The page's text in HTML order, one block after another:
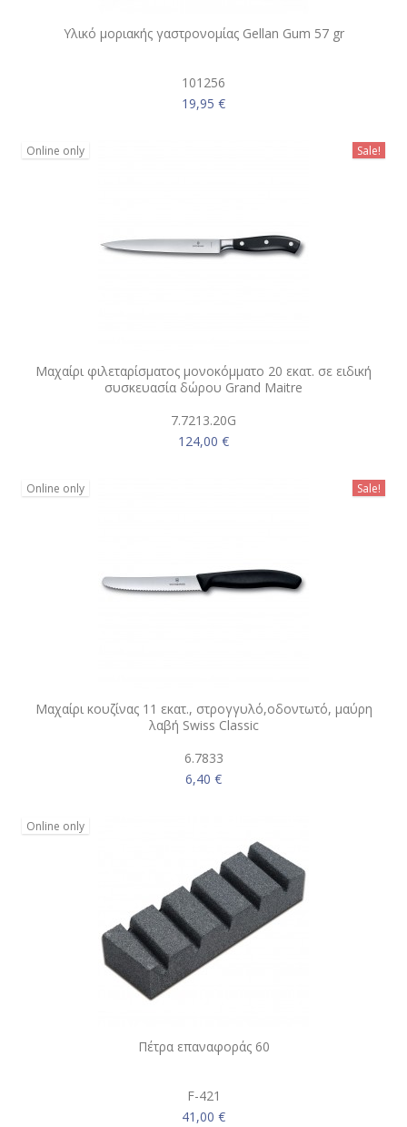
Υλικό μοριακής γαστρονομίας Gellan Gum 57 gr
101256
19,95 €
Online only Sale!
Μαχαίρι φιλεταρίσματος μονοκόμματο 20 εκατ. σε ειδική
συσκευασία δώρου Grand Maitre
7.7213.20G
124,00 €
Online only Sale!
Μαχαίρι κουζίνας 11 εκατ., στρογγυλό,οδοντωτό, μαύρη
λαβή Swiss Classic
6.7833
6,40 €
Online only
Πέτρα επαναφοράς 60
F-421
41,00 €